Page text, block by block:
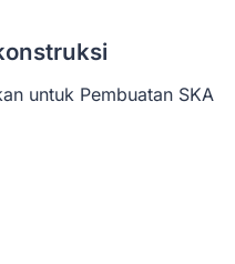
untuk Pembuatan SKA